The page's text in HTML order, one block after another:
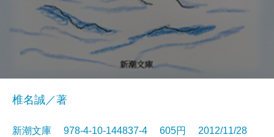
椎名誠／著
新潮文庫 978-4-10-144837-4 605円 2012/11/28